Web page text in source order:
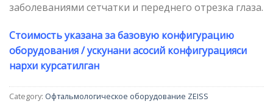
заболеваниями сетчатки и переднего отрезка глаза.
Стоимость указана за базовую конфигурацию
оборудования / ускунани асосий конфигурацияси
нархи курсатилган
Category: Офтальмологическое оборудование ZEISS